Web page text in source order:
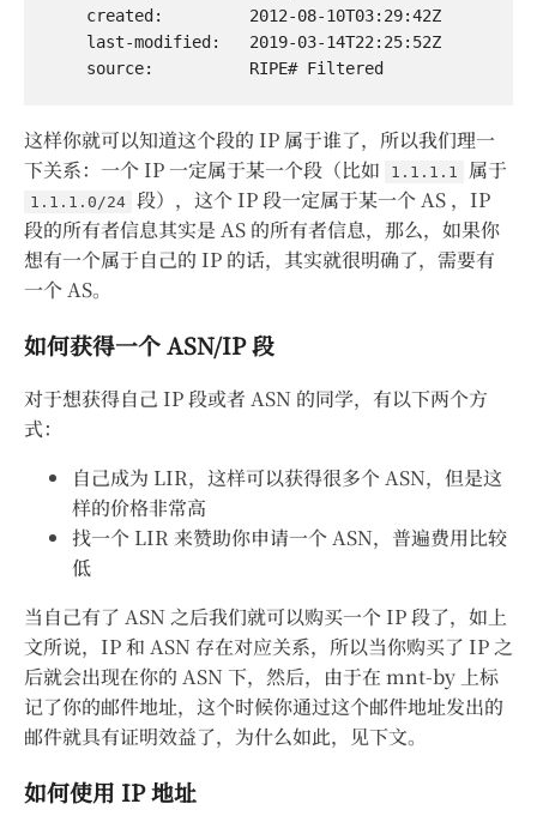
这样你就可以知道这个段的 IP 属于谁了，所以我们理一
下关系：一个 IP 一定属于某一个段（比如
1.1.1.1 属于
1.1.1.0/24 段），这个 IP 段一定属于某一个 AS ，IP
段的所有者信息其实是 AS 的所有者信息，那么，如果你
想有一个属于自己的 IP 的话，其实就很明确了，需要有
一个 AS。
如何获得一个 ASN/IP 段
对于想获得自己 IP 段或者 ASN 的同学，有以下两个方
式：
自己成为 LIR，这样可以获得很多个 ASN，但是这
样的价格非常高
找一个 LIR 来赞助你申请一个 ASN，普遍费用比较
低
当自己有了 ASN 之后我们就可以购买一个 IP 段了，如上
文所说，IP 和 ASN 存在对应关系，所以当你购买了 IP 之
后就会出现在你的 ASN 下，然后，由于在 mnt-by 上标
记了你的邮件地址，这个时候你通过这个邮件地址发出的
邮件就具有证明效益了，为什么如此，见下文。
如何使用 IP 地址